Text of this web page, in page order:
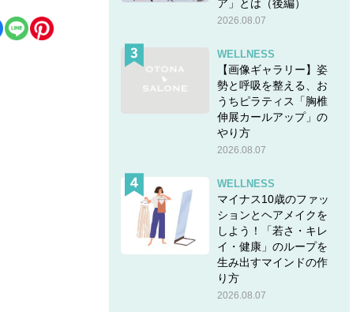
ア」とは（後編）
2026.08.07
WELLNESS
【画像ギャラリー】姿
勢と呼吸を整える、お
うちピラティス「胸椎
伸展カールアップ」の
やり方
2026.08.07
WELLNESS
マイナス10歳のファッ
ションとヘアメイクを
しよう！「若さ・キレ
イ・健康」のループを
生み出すマインドの作
り方
2026.08.07